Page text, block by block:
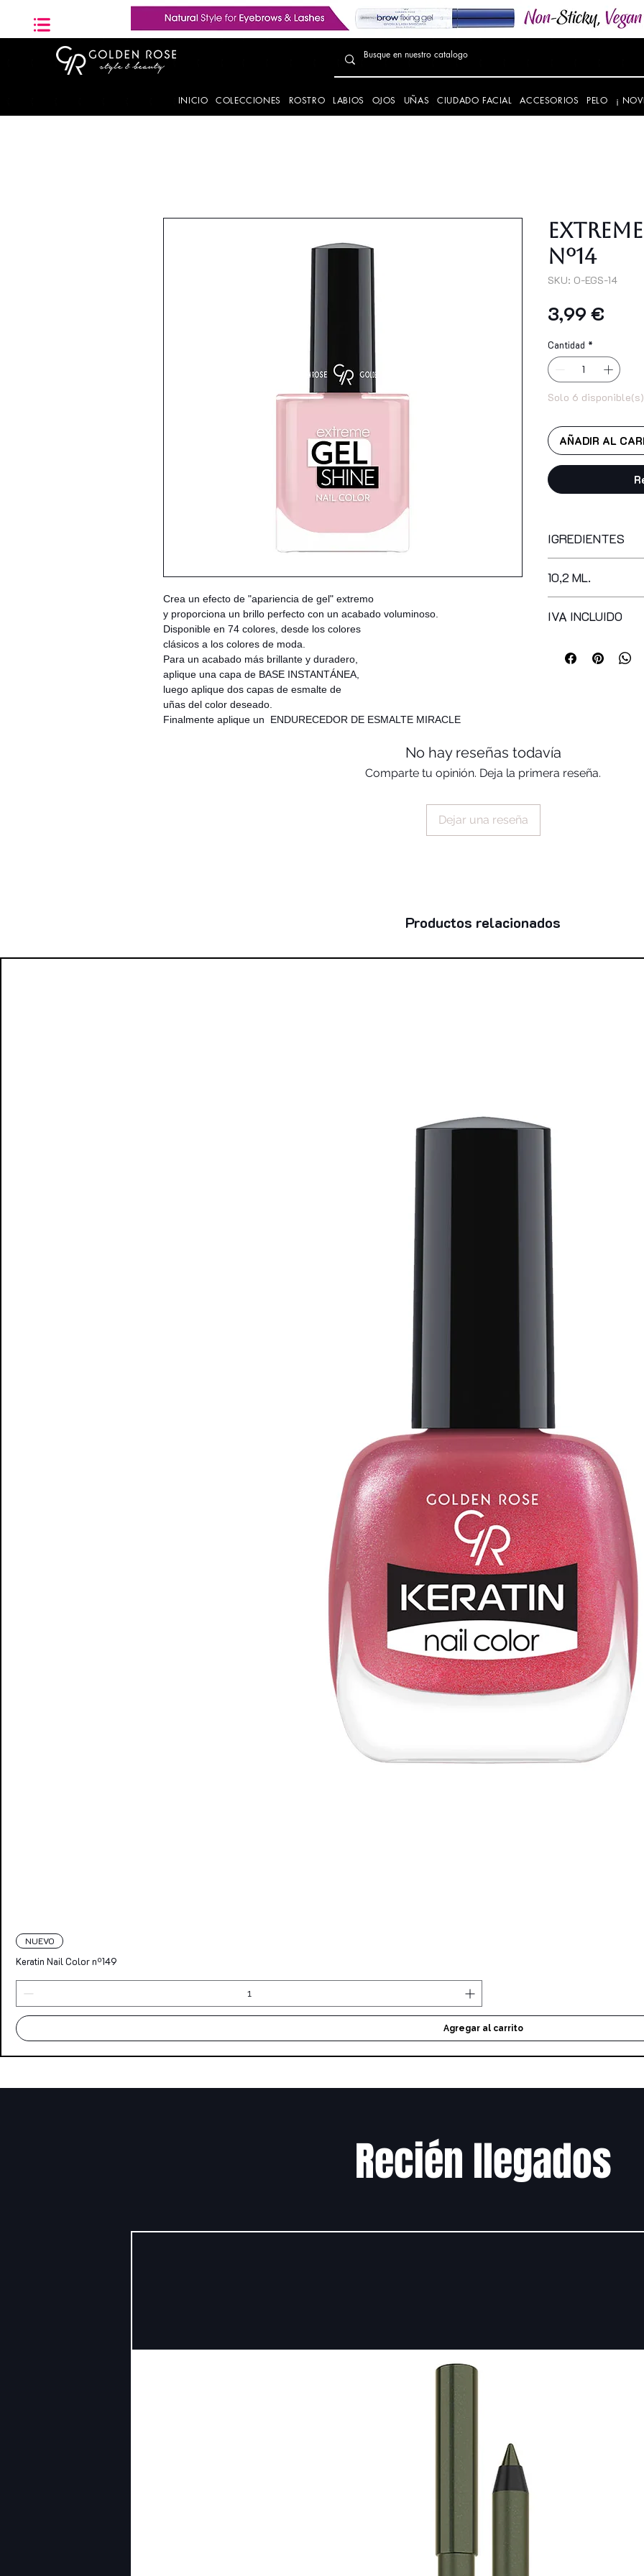
INICIO COLECCIONES ROSTRO LABIOS OJOS UÑAS CIUDADO FACIAL ACCESORIOS PELO ¡
Crea un efecto de "apariencia de gel" extremo
y proporciona un brillo perfecto con un acabado voluminoso.
Disponible en 74 colores, desde los colores
clásicos a los colores de moda.
Para un acabado más brillante y duradero,
aplique una capa de BASE INSTANTÁNEA,
luego aplique dos capas de esmalte de
uñas del color deseado.
Finalmente aplique un ENDURECEDOR DE ESMALTE MIRACLE
Nº14
SKU: O-EGS-14
3,99 €
Cantidad *
Solo 6 disponible(s)
AÑADIR AL
IGREDIENTES
tributyl citrate,
acid/neopentyl
copolymer,
trimellitic,
77510, ci 77000,
74260, ci 75470
10,2 ML.
IVA INCLUIDO
No hay reseñas todavía
Comparte tu opinión. Deja la primera reseña.
Dejar una reseña
Productos relacionados
NUEVO
Keratin Nail Color nº149
Agregar al carrito
Recién llegados